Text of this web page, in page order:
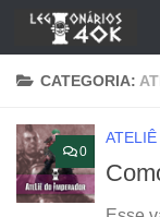
Skip to content
CATEGORIA:
0